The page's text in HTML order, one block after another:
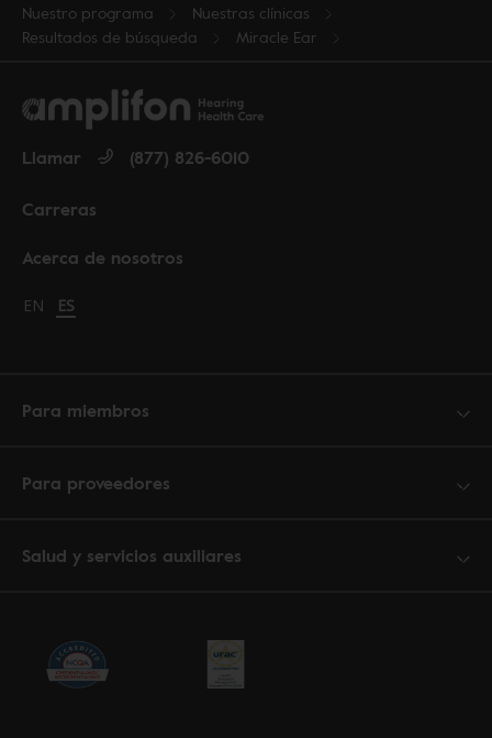
Nuestro programa
Nuestras clínicas
Resultados de búsqueda
Miracle Ear
Acerca de nosotros
Carreras
Llamar (877) 826-6010
Change language to English
EN Cambiar idioma a español
ES
Para miembros
Para proveedores
Salud y servicios auxiliares